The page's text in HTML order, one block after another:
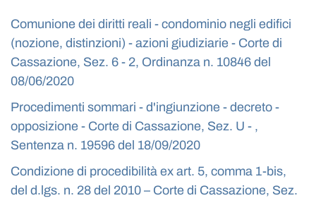
Comunione dei diritti reali - condominio negli edifici
(nozione, distinzioni) - azioni giudiziarie - Corte di
Cassazione, Sez. 6 - 2, Ordinanza n. 10846 del
08/06/2020
Procedimenti sommari - d'ingiunzione - decreto -
opposizione - Corte di Cassazione, Sez. U - ,
Sentenza n. 19596 del 18/09/2020
Condizione di procedibilità ex art. 5, comma 1-bis,
del d.lgs. n. 28 del 2010 – Corte di Cassazione, Sez.